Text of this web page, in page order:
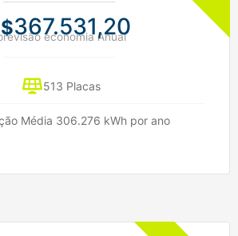
367.531,20
economia Anual
513 Placas
Média 306.276 kWh por ano